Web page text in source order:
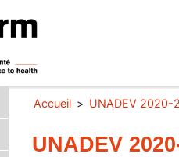
Accueil UNADEV 2020-
UNADEV